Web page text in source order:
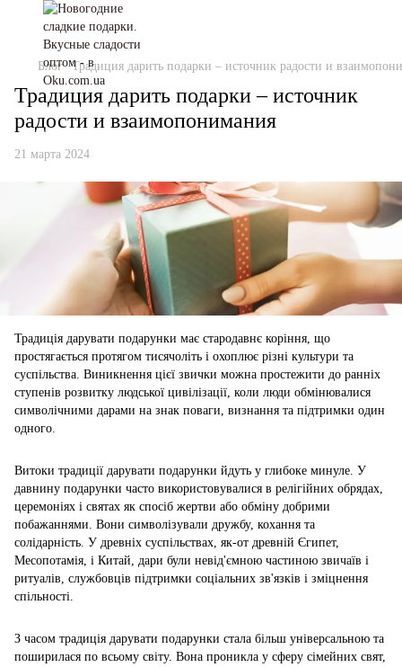
Блог Традиция дарить подарки – источник радости и
Традиция дарить подарки – источник
радости и взаимопонимания
21 марта 2024
Традиція дарувати подарунки має стародавнє коріння, що
простягається протягом тисячоліть і охоплює різні культури та
суспільства. Виникнення цієї звички можна простежити до ранніх
ступенів розвитку людської цивілізації, коли люди обмінювалися
символічними дарами на знак поваги, визнання та підтримки один
одного.
Витоки традиції дарувати подарунки йдуть у глибоке минуле. У
давнину подарунки часто використовувалися в релігійних обрядах,
церемоніях і святах як спосіб жертви або обміну добрими
побажаннями. Вони символізували дружбу, кохання та
солідарність. У древніх суспільствах, як-от древній Єгипет,
Месопотамія, і Китай, дари були невід'ємною частиною звичаїв і
ритуалів, службовців підтримки соціальних зв'язків і зміцнення
спільності.
З часом традиція дарувати подарунки стала більш універсальною та
поширилася по всьому світу. Вона проникла у сферу сімейних свят,